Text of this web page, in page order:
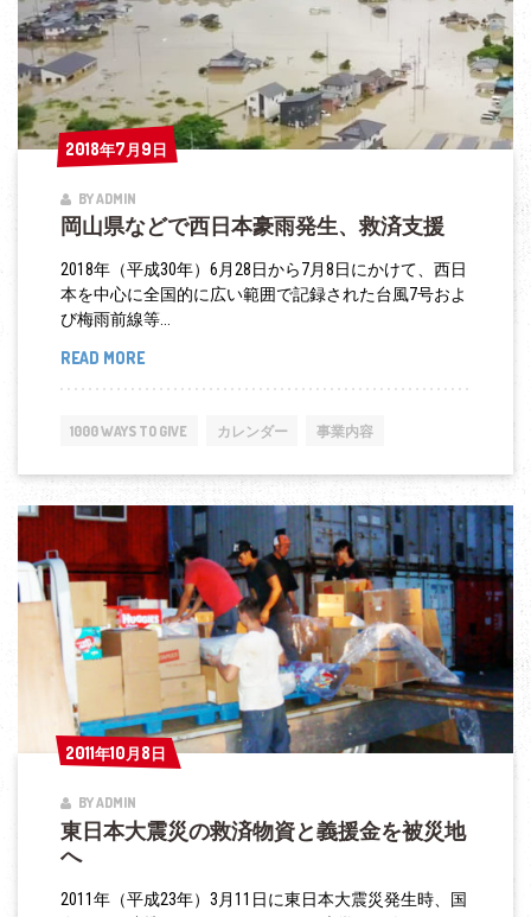
真
備
町
を
訪
問、
災
者
支
援
2018年7月9日
2018年7月9日
BY ADMIN
岡山県などで西日本豪雨発生、救済支援
2018年（平成30年）6月28日から7月8日にかけて、西日
本を中心に全国的に広い範囲で記録された台風7号およ
び梅雨前線等...
READ MORE岡
山
県
ど
で
西
日
本
豪
雨
発
生、
救
支
1000 WAYS TO GIVE カレンダー 事業内容
2011年10月8日
2011年10月8日
BY ADMIN
東日本大震災の救済物資と義援金を被災地
へ
2011年（平成23年）3月11日に東日本大震災発生時、国